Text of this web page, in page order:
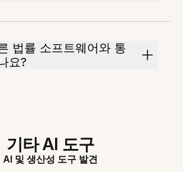
법률 소프트웨어와 통
요?
기타 AI 도구
AI 및 생산성 도구 발견